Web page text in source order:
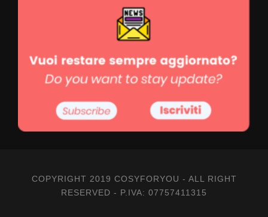
COPYRIGHT 2019 COSYFORYOU - ALL RIGHT
RESERVED - P.IVA: 07757411315